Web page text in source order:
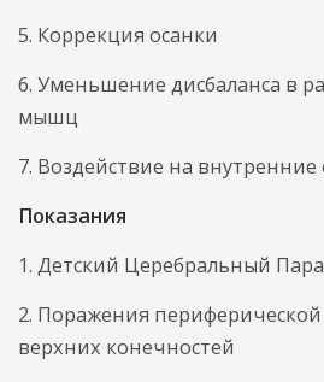
5. Коррекция осанки
6. Уменьшение дисбаланса в
мышц
7. Воздействие на внутренние
Показания
1. Детский Церебральный
2. Поражения
верхних конечностей